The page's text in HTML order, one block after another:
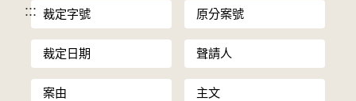
::: 裁定字號 原分案號
裁定日期 聲請人
案由 主文